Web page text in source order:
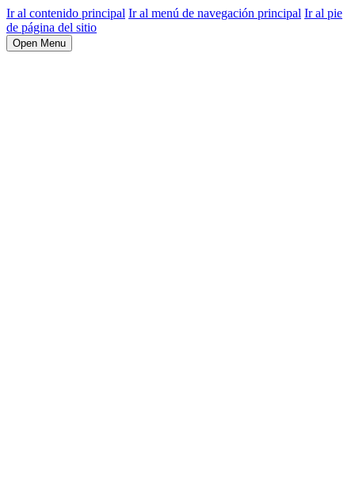
Ir al contenido principal Ir al menú de navegación principal Ir al pie
de página del sitio
Open Menu